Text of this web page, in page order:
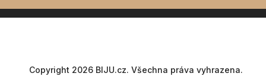
Copyright 2026 BIJU.cz. Všechna práva vyhrazena.